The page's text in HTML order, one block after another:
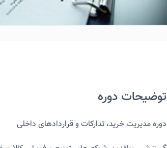
توضیحات دوره
دوره مدیریت خرید، تدارکات و قراردادهای داخلی